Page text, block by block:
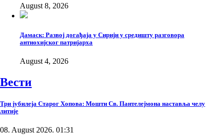
August 8, 2026
Дамаск: Развој догађаја у Сирији у средишту разговора
антиохијског патријарха
August 4, 2026
Вести
Три јубилеја Старог Хопова: Мошти Св. Пантелејмона наставља челу
литије
08. August 2026. 01:31